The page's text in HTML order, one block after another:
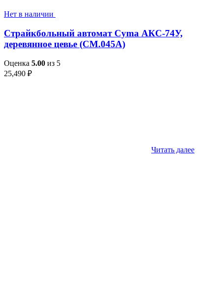
Нет в наличии
Страйкбольный автомат Cyma АКС-74У,
деревянное цевье (CM.045A)
Оценка 5.00 из 5
25,490 ₽
Читать далее